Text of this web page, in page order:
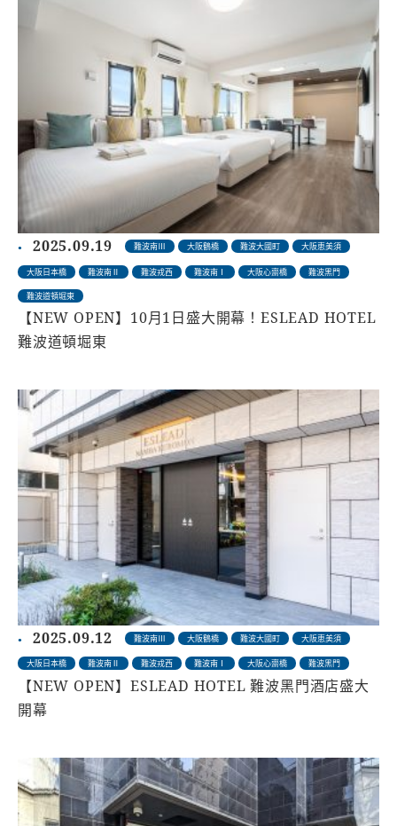
2025.09.19 難波南Ⅲ 大阪鶴橋 難波大國町 大阪恵美須
大阪日本橋 難波南Ⅱ 難波戎西 難波南Ⅰ 大阪心齋橋 難波黑門
難波道頓堀東
【NEW OPEN】10月1日盛大開幕！ESLEAD HOTEL
難波道頓堀東
2025.09.12 難波南Ⅲ 大阪鶴橋 難波大國町 大阪恵美須
大阪日本橋 難波南Ⅱ 難波戎西 難波南Ⅰ 大阪心齋橋 難波黑門
【NEW OPEN】ESLEAD HOTEL 難波黑門酒店盛大
開幕